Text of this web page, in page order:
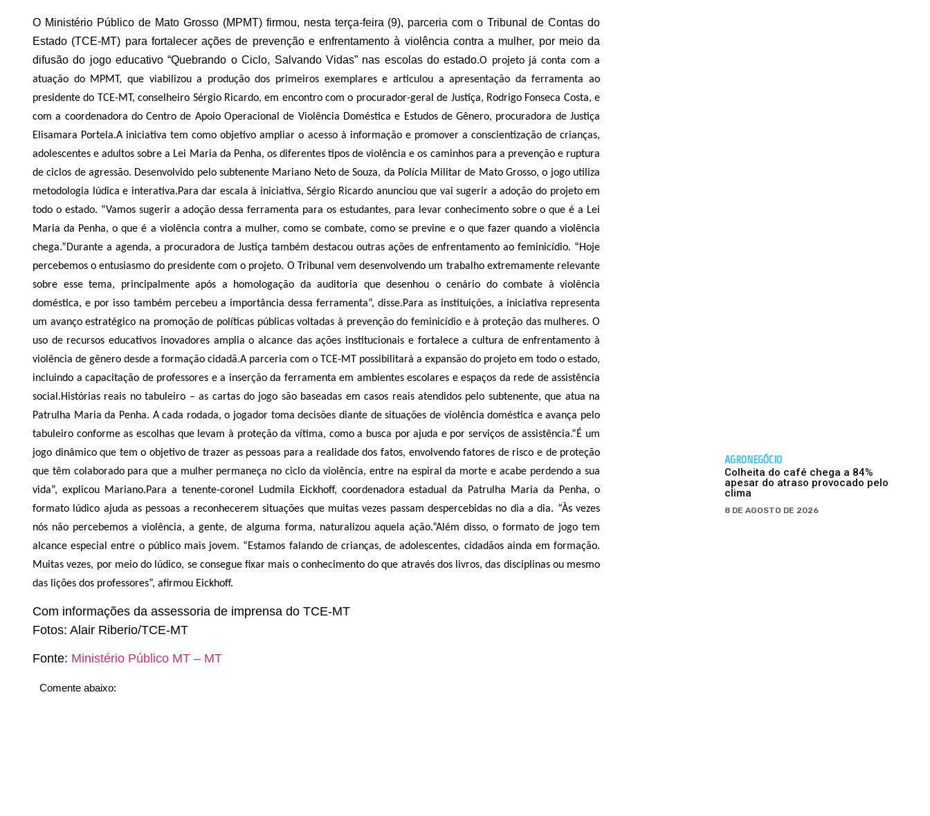
O Ministério Público de Mato Grosso (MPMT) firmou, nesta terça-feira (9), parceria com o Tribunal de Contas do
Estado (TCE-MT) para fortalecer ações de prevenção e enfrentamento à violência contra a mulher, por meio da
difusão do jogo educativo “Quebrando o Ciclo, Salvando Vidas” nas escolas do estado.O projeto já conta com a
atuação do MPMT, que viabilizou a produção dos primeiros exemplares e articulou a apresentação da ferramenta ao
presidente do TCE-MT, conselheiro Sérgio Ricardo, em encontro com o procurador-geral de Justiça, Rodrigo Fonseca Costa, e
com a coordenadora do Centro de Apoio Operacional de Violência Doméstica e Estudos de Gênero, procuradora de Justiça
Elisamara Portela.A iniciativa tem como objetivo ampliar o acesso à informação e promover a conscientização de crianças,
adolescentes e adultos sobre a Lei Maria da Penha, os diferentes tipos de violência e os caminhos para a prevenção e ruptura
de ciclos de agressão. Desenvolvido pelo subtenente Mariano Neto de Souza, da Polícia Militar de Mato Grosso, o jogo utiliza
metodologia lúdica e interativa.Para dar escala à iniciativa, Sérgio Ricardo anunciou que vai sugerir a adoção do projeto em
todo o estado. “Vamos sugerir a adoção dessa ferramenta para os estudantes, para levar conhecimento sobre o que é a Lei
Maria da Penha, o que é a violência contra a mulher, como se combate, como se previne e o que fazer quando a violência
chega.”Durante a agenda, a procuradora de Justiça também destacou outras ações de enfrentamento ao feminicídio. “Hoje
percebemos o entusiasmo do presidente com o projeto. O Tribunal vem desenvolvendo um trabalho extremamente relevante
sobre esse tema, principalmente após a homologação da auditoria que desenhou o cenário do combate à violência
doméstica, e por isso também percebeu a importância dessa ferramenta”, disse.Para as instituições, a iniciativa representa
um avanço estratégico na promoção de políticas públicas voltadas à prevenção do feminicídio e à proteção das mulheres. O
uso de recursos educativos inovadores amplia o alcance das ações institucionais e fortalece a cultura de enfrentamento à
violência de gênero desde a formação cidadã.A parceria com o TCE-MT possibilitará a expansão do projeto em todo o estado,
incluindo a capacitação de professores e a inserção da ferramenta em ambientes escolares e espaços da rede de assistência
social.Histórias reais no tabuleiro –as cartas do jogo são baseadas em casos reais atendidos pelo subtenente, que atua na
Patrulha Maria da Penha. A cada rodada, o jogador toma decisões diante de situações de violência doméstica e avança pelo
tabuleiro conforme as escolhas que levam à proteção da vítima, como a busca por ajuda e por serviços de assistência.“É um
jogo dinâmico que tem o objetivo de trazer as pessoas para a realidade dos fatos, envolvendo fatores de risco e de proteção
que têm colaborado para que a mulher permaneça no ciclo da violência, entre na espiral da morte e acabe perdendo a sua
vida”, explicou Mariano.Para a tenente-coronel Ludmila Eickhoff, coordenadora estadual da Patrulha Maria da Penha, o
formato lúdico ajuda as pessoas a reconhecerem situações que muitas vezes passam despercebidas no dia a dia. “Às vezes
nós não percebemos a violência, a gente, de alguma forma, naturalizou aquela ação.”Além disso, o formato de jogo tem
alcance especial entre o público mais jovem. “Estamos falando de crianças, de adolescentes, cidadãos ainda em formação.
Muitas vezes, por meio do lúdico, se consegue fixar mais o conhecimento do que através dos livros, das disciplinas ou mesmo
das lições dos professores”, afirmou Eickhoff.
Com informações da assessoria de imprensa do TCE-MT
Fotos: Alair Riberio/TCE-MT
Fonte: Ministério Público MT – MT
Comente abaixo:
AGRONEGÓCIO
Colheita do café chega a 84%
apesar do atraso provocado pelo
clima
8 DE AGOSTO DE 2026